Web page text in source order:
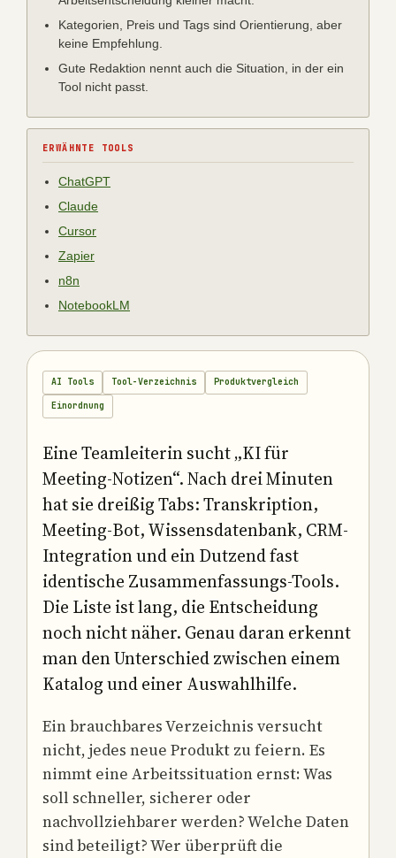
AI Tools Tool-Verzeichnis Produktvergleich
Einordnung
Eine Teamleiterin sucht „KI für
Meeting-Notizen“. Nach drei Minuten
hat sie dreißig Tabs: Transkription,
Meeting-Bot, Wissensdatenbank, CRM-
Integration und ein Dutzend fast
identische Zusammenfassungs-Tools.
Die Liste ist lang, die Entscheidung
noch nicht näher. Genau daran erkennt
man den Unterschied zwischen einem
Katalog und einer Auswahlhilfe.
Ein brauchbares Verzeichnis versucht
nicht, jedes neue Produkt zu feiern. Es
nimmt eine Arbeitssituation ernst: Was
soll schneller, sicherer oder
nachvollziehbarer werden? Welche Daten
sind beteiligt? Wer überprüft die
Kategorien, Preis und Tags sind Orientierung, aber
keine Empfehlung.
Gute Redaktion nennt auch die Situation, in der ein
Tool nicht passt.
ERWÄHNTE TOOLS
ChatGPT
Claude
Cursor
Zapier
n8n
NotebookLM